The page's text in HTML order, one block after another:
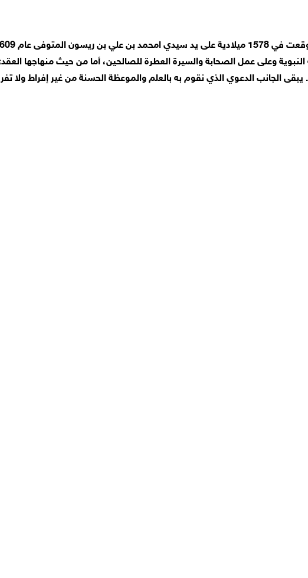
وعلى عمل الصحابة والسيرة العطرة للصالحين، أما من حيث منهاجها
يبقى الجانب الدعوي الذي نقوم به بالعلم والموعظة الحسنة من غير إفراط ولا